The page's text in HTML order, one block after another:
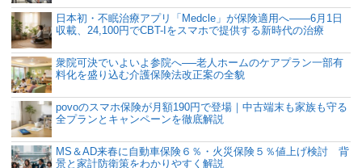
日本初・不眠治療アプリ「Medcle」が保険適用へ――6月1日
収載、24,100円でCBT-Iをスマホで提供する新時代の治療
衆院可決でいよいよ参院へ──老人ホームのケアプラン一部有
料化を盛り込む介護保険法改正案の全貌
povoのスマホ保険が月額190円で登場｜中古端末も家族も守る
全プランとキャンペーンを徹底解説
MS＆AD来春に自動車保険６％・火災保険５％値上げ検討 背
景と家計防衛策をわかりやすく解説